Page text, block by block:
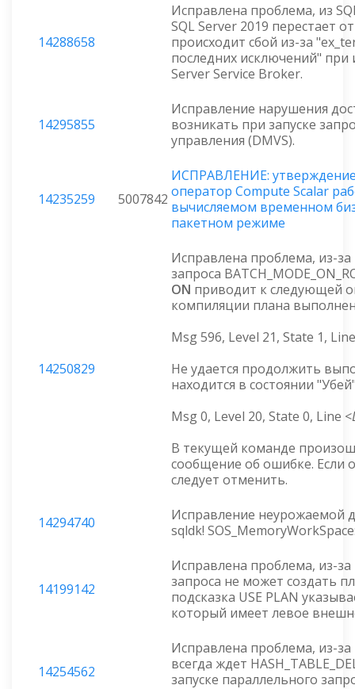
14288658
Исправлена проблема, из
SQL Server 2019 перестает
происходит сбой из-за
последних исключений" при
Server Service Broker.
14295855
Исправление нарушения
возникать при запуске
управления (DMVS).
14235259 5007842
ИСПРАВЛЕНИЕ: утверждение
оператор Compute Scalar
вычисляемом временном
пакетном режиме
14250829
Исправлена проблема, из-
запроса
ON приводит к следующей
компиляции плана
Msg 596, Level 21, State 1,
Не удается продолжить
находится в состоянии
Msg 0, Level 20, State 0, Line <
В текущей команде
сообщение об ошибке. Если
следует отменить.
14294740
Исправление неурожаемой
sqldk!
14199142
Исправлена проблема, из-
запроса не может создать
подсказка USE PLAN
который имеет левое
14254562
Исправлена проблема, из-
всегда ждет
запуске параллельного